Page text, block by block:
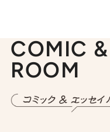
COMIC
ROOM